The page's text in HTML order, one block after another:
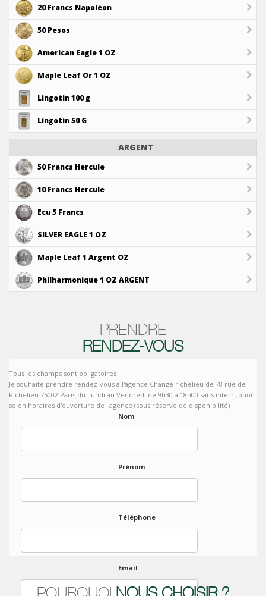
20 Francs Napoléon
50 Pesos
American Eagle 1 OZ
Maple Leaf Or 1 OZ
Lingotin 100 g
Lingotin 50 G
ARGENT
50 Francs Hercule
10 Francs Hercule
Ecu 5 Francs
SILVER EAGLE 1 OZ
Maple Leaf 1 Argent OZ
Philharmonique 1 OZ ARGENT
PRENDRE
RENDEZ-VOUS
Tous les champs sont obligatoires
Je souhaite prendre rendez-vous à l'agence Change richelieu de 78 rue de
Richelieu 75002 Paris du Lundi au Vendredi de 9h30 à 18h00 sans interruption
selon horaires d'ouverture de l'agence (sous réserve de disponibilité)
Nom
Prénom
Téléphone
Email